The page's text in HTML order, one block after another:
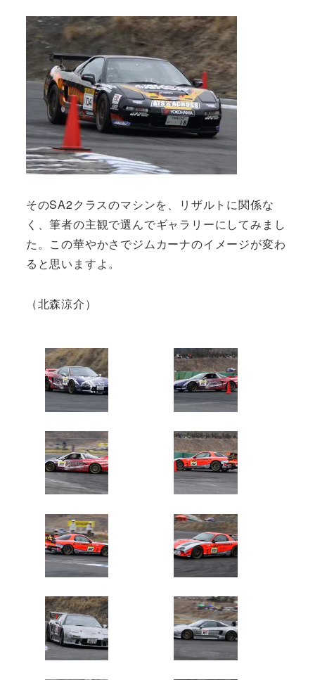
そのSA2クラスのマシンを、リザルトに関係な
く、筆者の主観で選んでギャラリーにしてみまし
た。この華やかさでジムカーナのイメージが変わ
ると思いますよ。
（北森涼介）